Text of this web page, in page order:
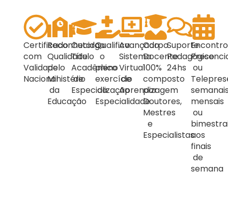
Certificado
com
Validade
Nacional
Reconhecida
Qualidade
pelo
Ministério
da
Educação
Outorga
Título
Acadêmico
de
Especialização
Qualifica
o
pleno
exercício
da
Especialidade
Avançado
Sistema
Virtual
de
Aprendizagem
Corpo
Docente
100%
composto
por
Doutores,
Mestres
e
Especialistas
Suporte
Pedagógico
24hs
ou
mensais
ou
aos
finais
de
semana